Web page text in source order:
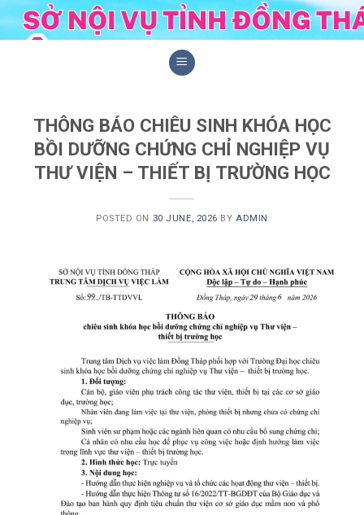
Skip
to
THÔNG BÁO CHIÊU SINH KHÓA HỌC
BỒI DƯỠNG CHỨNG CHỈ NGHIỆP VỤ
THƯ VIỆN – THIẾT BỊ TRƯỜNG HỌC
POSTED ON 30 JUNE, 2026 BY ADMIN